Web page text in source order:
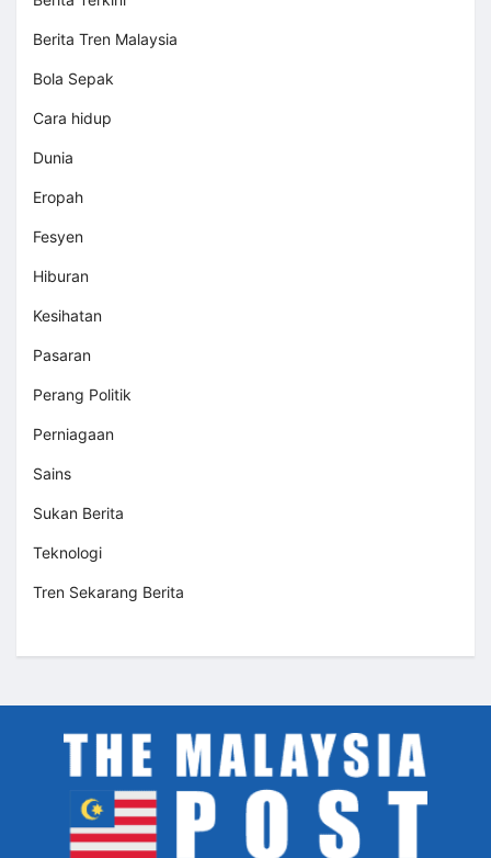
Berita Tren Malaysia
Bola Sepak
Cara hidup
Dunia
Eropah
Fesyen
Hiburan
Kesihatan
Pasaran
Perang Politik
Perniagaan
Sains
Sukan Berita
Teknologi
Tren Sekarang Berita